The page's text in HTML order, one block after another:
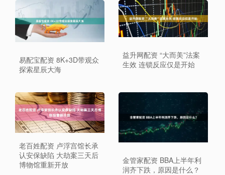
易配宝配资 8K+3D带观众
探索星辰大海
益升网配资 “大而美”法案
生效 连锁反应仅是开始
老百姓配资 卢浮宫馆长承
认安保缺陷 大劫案三天后
博物馆重新开放
金管家配资 BBA上半年利
润齐下跌，原因是什么？